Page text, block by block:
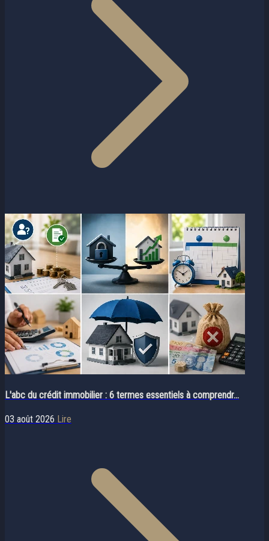
L'abc du crédit immobilier : 6 termes essentiels à comprendr...
03 août 2026 Lire